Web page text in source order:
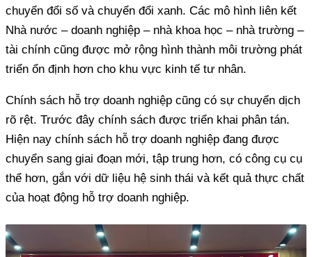
chuyển đổi số và chuyển đổi xanh. Các mô hình liên kết
Nhà nước – doanh nghiệp – nhà khoa học – nhà trường –
tài chính cũng được mở rộng hình thành môi trường phát
triển ổn định hơn cho khu vực kinh tế tư nhân.
Chính sách hỗ trợ doanh nghiệp cũng có sự chuyển dịch
rõ rệt. Trước đây chính sách được triển khai phân tán.
Hiện nay chính sách hỗ trợ doanh nghiệp đang được
chuyển sang giai đoạn mới, tập trung hơn, có công cụ cụ
thể hơn, gắn với dữ liệu hệ sinh thái và kết quả thực chất
của hoạt động hỗ trợ doanh nghiệp.